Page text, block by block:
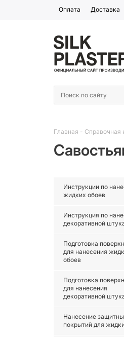
Оплата Доставка
Главная - Справочная
Инструкции по
жидких обоев
Инструкция по
декоративной
Подготовка
для нанесения
обоев
Подготовка
для нанесения
декоративной
Нанесение
покрытий для